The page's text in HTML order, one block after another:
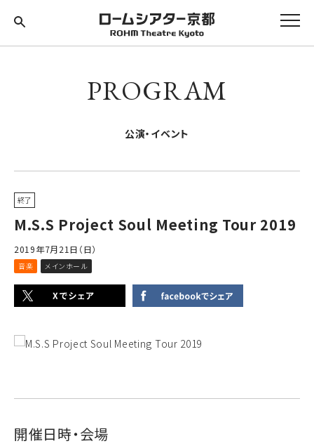
PROGRAM
公演・イベント
終了
M.S.S Project Soul Meeting Tour 2019
2019年7月21日（日）
音楽 メインホール
開催日時・会場